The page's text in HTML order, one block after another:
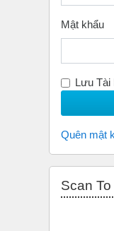
Mật khẩu
Lưu Tài
Quên mật
Scan